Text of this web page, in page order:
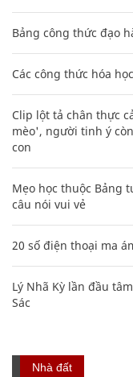
Bảng công thức đạo
Các công thức hóa
Clip lột tả chân thực
mèo', người tinh ý
con
Mẹo học thuộc Bảng
câu nói vui vẻ
20 số điện thoại ma
Lý Nhã Kỳ lần đầu
Sác
Nhà đất